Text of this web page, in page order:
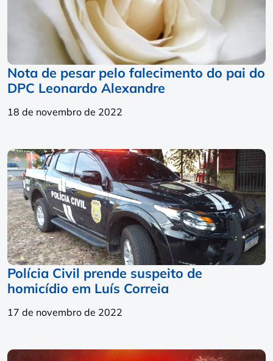
Nota de pesar pelo falecimento do pai do
DPC Leonardo Alexandre
18 de novembro de 2022
Polícia Civil prende suspeito de
homicídio em Luís Correia
17 de novembro de 2022